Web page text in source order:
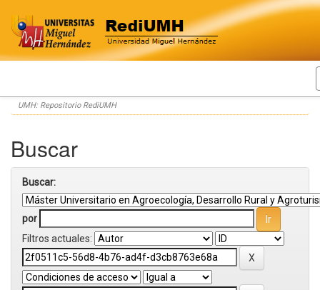
Skip
navigation
UMH: Repositorio RediUMH
Buscar
Buscar:
por
Filtros actuales: